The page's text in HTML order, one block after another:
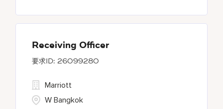
Receiving Officer
26099280
Marriott
W Bangkok